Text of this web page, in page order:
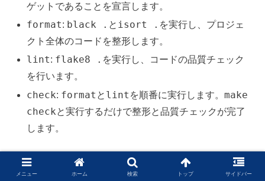
ゲットであることを宣言します。
format: black . と isort . を実行し、プロジェ
クト全体のコードを整形します。
lint: flake8 . を実行し、コードの品質チェック
を行います。
check: format と lint を順番に実行します。make
checkと実行するだけで整形と品質チェックが完了
します。
使い方
メニュー ホーム 検索 トップ サイドバー